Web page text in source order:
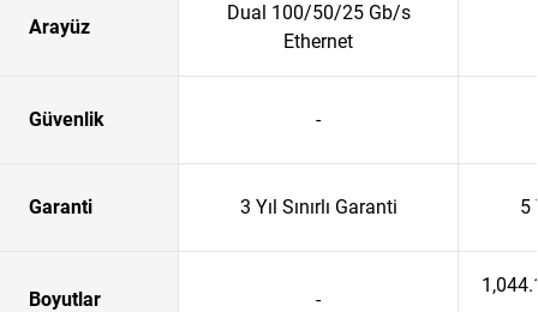
Arayüz
Dual 100/50/25 Gb/s
Ethernet
Güvenlik -
Garanti 3 Yıl Sınırlı Garanti 5
Boyutlar -